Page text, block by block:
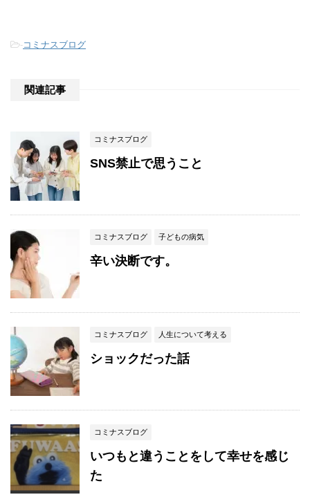
-コミナスブログ
関連記事
コミナスブログ
SNS禁止で思うこと
コミナスブログ 子どもの病気
辛い決断です。
コミナスブログ 人生について考える
ショックだった話
コミナスブログ
いつもと違うことをして幸せを感じ
た